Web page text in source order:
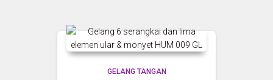
GELANG TANGAN